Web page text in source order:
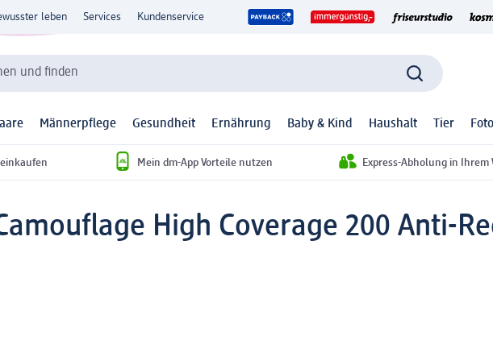
leben Services Kundenservice
und finden
Männerpflege Gesundheit Ernährung Baby & Kind Haushalt Tier Foto
einkaufen Mein dm-App Vorteile nutzen Express-Abholung in
High Coverage 200 Anti-